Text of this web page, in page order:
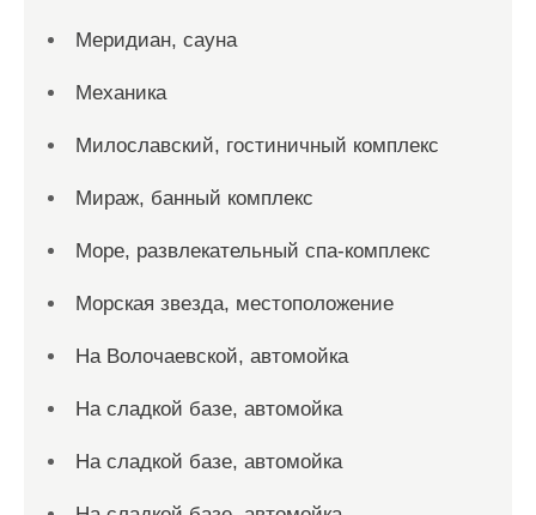
Меридиан, сауна
Механика
Милославский, гостиничный комплекс
Мираж, банный комплекс
Море, развлекательный спа-комплекс
Морская звезда, местоположение
На Волочаевской, автомойка
На сладкой базе, автомойка
На сладкой базе, автомойка